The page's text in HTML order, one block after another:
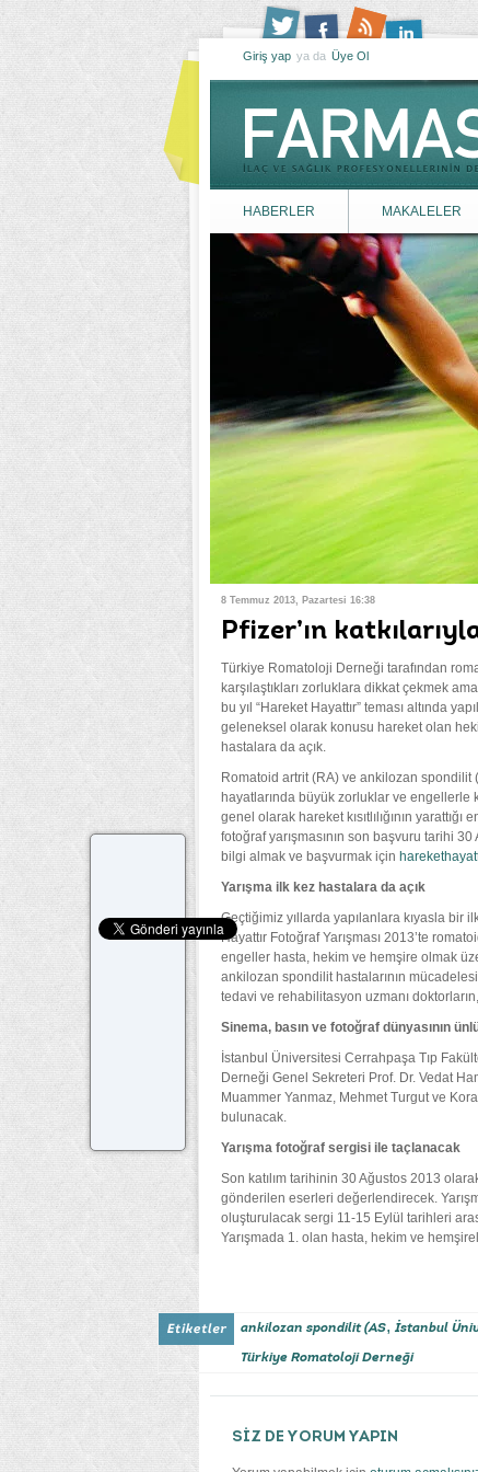
Giriş yap ya da Üye Ol
HABERLER MAKALELER
8 Temmuz 2013, Pazartesi 16:38
Pfizer’ın
Türkiye Romatoloji Derneği tarafından
karşılaştıkları zorluklara dikkat çekmek
bu yıl “Hareket Hayattır” teması altında
geleneksel olarak konusu hareket olan
hastalara da açık.
Romatoid artrit (RA) ve ankilozan spondilit
hayatlarında büyük zorluklar ve engellerle
genel olarak hareket kısıtlılığının
fotoğraf yarışmasının son başvuru tarihi
bilgi almak ve başvurmak için
Yarışma ilk kez hastalara da açık
Geçtiğimiz yıllarda yapılanlara kıyasla bir
Hayattır Fotoğraf Yarışması 2013’te
engeller hasta, hekim ve hemşire olmak
ankilozan spondilit hastalarının
tedavi ve rehabilitasyon uzmanı
Sinema, basın ve fotoğraf dünyasının
İstanbul Üniversitesi Cerrahpaşa Tıp
Derneği Genel Sekreteri Prof. Dr. Vedat
Muammer Yanmaz, Mehmet Turgut ve
bulunacak.
Yarışma fotoğraf sergisi ile taçlanacak
Son katılım tarihinin 30 Ağustos 2013
gönderilen eserleri değerlendirecek.
oluşturulacak sergi 11-15 Eylül tarihleri
Yarışmada 1. olan hasta, hekim ve
ankilozan spondilit (AS, İstanbul
Türkiye Romatoloji Derneği
SİZ DE YORUM YAPIN